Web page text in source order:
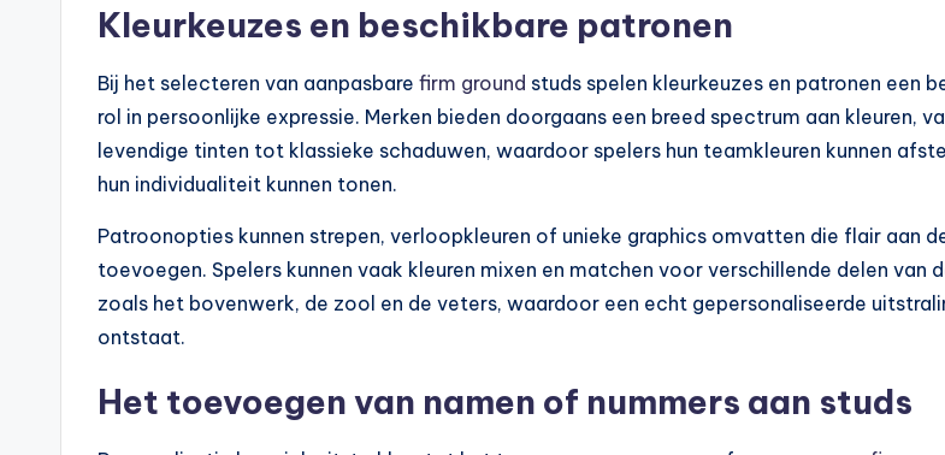
Kleurkeuzes en beschikbare patronen
Bij het selecteren van aanpasbare firm ground studs spelen kleurkeuzes en patronen een
rol in persoonlijke expressie. Merken bieden doorgaans een breed spectrum aan kleuren,
levendige tinten tot klassieke schaduwen, waardoor spelers hun teamkleuren kunnen
hun individualiteit kunnen tonen.
Patroonopties kunnen strepen, verloopkleuren of unieke graphics omvatten die flair aan
toevoegen. Spelers kunnen vaak kleuren mixen en matchen voor verschillende delen van
zoals het bovenwerk, de zool en de veters, waardoor een echt gepersonaliseerde
ontstaat.
Het toevoegen van namen of nummers aan studs